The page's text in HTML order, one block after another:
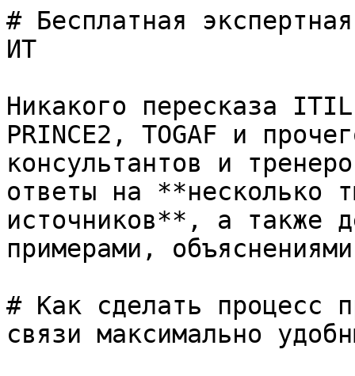
# Бесплатная
ИТ
Никакого пересказа
PRINCE2, TOGAF и
консультантов и
ответы на **несколько
источников**, а также
примерами,
# Как сделать процесс
связи максимально